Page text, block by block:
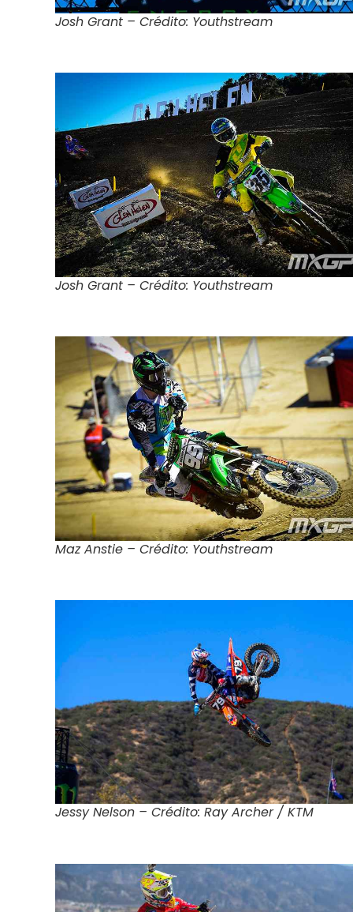
Josh Grant – Crédito: Youthstream
Josh Grant – Crédito: Youthstream
Maz Anstie – Crédito: Youthstream
Jessy Nelson – Crédito: Ray Archer / KTM